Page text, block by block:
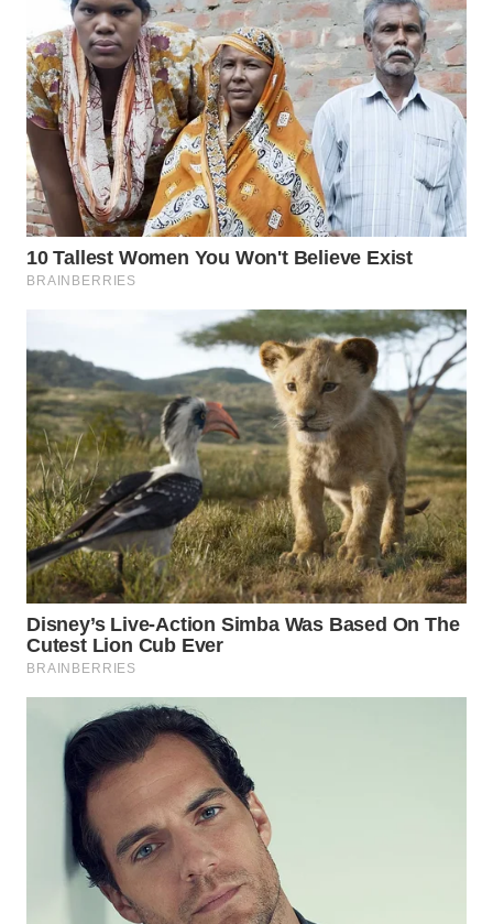
WN
PADANG
LAWAS
WN
SUMEDANG
WN
CIANJUR
WN
WN
TANGERANG
WN
BINJAI
WN
CIREBON
WN
INDRAMAYU
KUNINGAN
WN
MAJALENGKA
WN